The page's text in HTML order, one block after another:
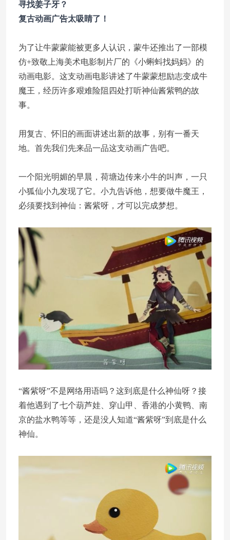
寻找姜子牙？
复古动画广告太吸睛了！
为了让牛蒙蒙能被更多人认识，蒙牛还推出了一部模
仿+致敬上海美术电影制片厂的《小蝌蚪找妈妈》的
动画电影。这支动画电影讲述了牛蒙蒙想励志变成牛
魔王，经历许多艰难险阻四处打听神仙酱紫鸭的故
事。
用复古、怀旧的画面讲述出新的故事，别有一番天
地。首先我们先来品一品这支动画广告吧。
一个阳光明媚的早晨，荷塘边传来小牛的叫声，一只
小狐仙小九发现了它。小九告诉他，想要做牛魔王，
必须要找到神仙：酱紫呀，才可以完成梦想。
“酱紫呀”不是网络用语吗？这到底是什么神仙呀？接
着他遇到了七个葫芦娃、穿山甲、香港的小黄鸭、南
京的盐水鸭等等，还是没人知道“酱紫呀”到底是什么
神仙。